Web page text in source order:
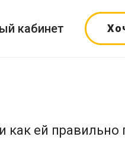
кабинет
как ей правильно